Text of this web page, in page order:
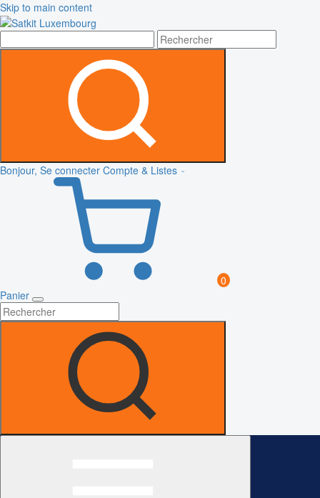
Skip to main content
Bonjour, Se connecter Compte & Listes
0
Panier